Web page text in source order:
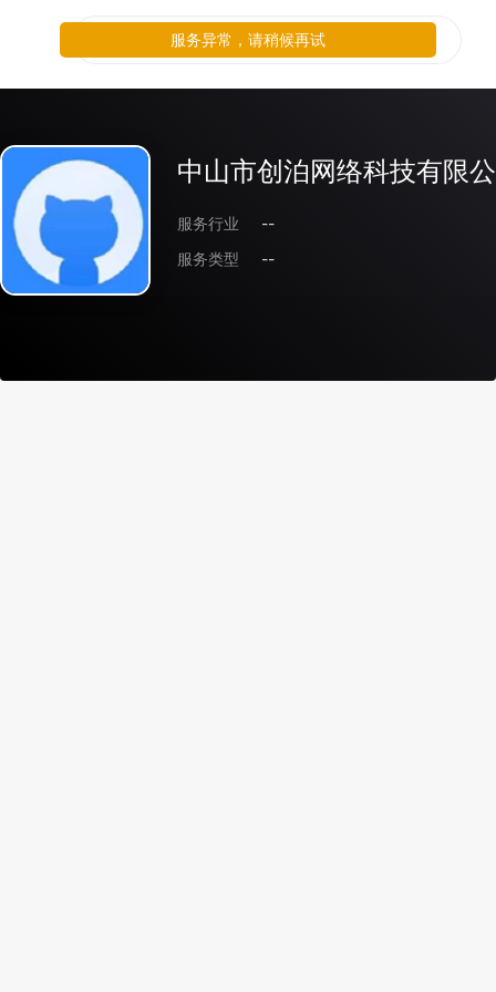
中山市创泊网络科技有限
服务行业
--
服务类型
--
服务异常，请稍候再试